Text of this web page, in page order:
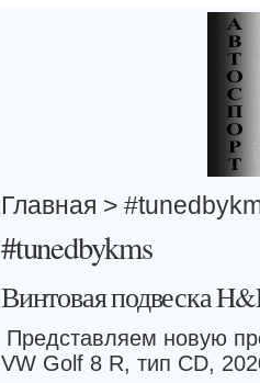
Главная >
#tunedbykms
Винтовая подвеска
Представляем новую
VW Golf 8 R, тип CD,